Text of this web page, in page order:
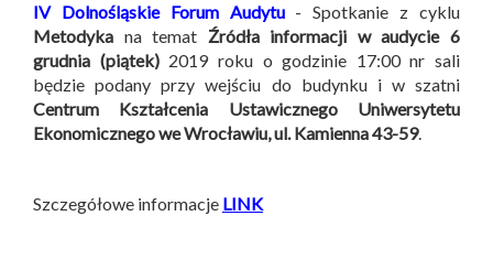
IV Dolnośląskie Forum Audytu- Spotkanie z cyklu
Metodyka na temat Źródła informacji w audycie 6
grudnia (piątek)2019 roku o godzinie 17:00 nr sali
będzie podany przy wejściu do budynku i w szatni
Centrum Kształcenia Ustawicznego Uniwersytetu
Ekonomicznego we Wrocławiu, ul. Kamienna 43-59.
Szczegółowe informacje LINK